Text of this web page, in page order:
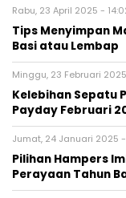
Rabu, 23 April 2025 -
Tips Menyimpan
Basi atau Lembap
Minggu, 23 Februari 2025
Kelebihan Sepatu
Payday Februari
Jumat, 24 Januari 2025 -
Pilihan Hampers
Perayaan Tahun